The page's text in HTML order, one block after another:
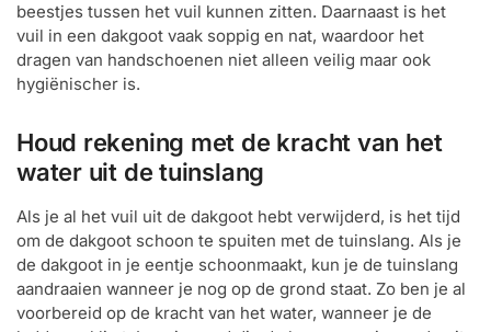
beestjes tussen het vuil kunnen zitten. Daarnaast is het
vuil in een dakgoot vaak soppig en nat, waardoor het
dragen van handschoenen niet alleen veilig maar ook
hygiënischer is.
Houd rekening met de kracht van het
water uit de tuinslang
Als je al het vuil uit de dakgoot hebt verwijderd, is het tijd
om de dakgoot schoon te spuiten met de tuinslang. Als je
de dakgoot in je eentje schoonmaakt, kun je de tuinslang
aandraaien wanneer je nog op de grond staat. Zo ben je al
voorbereid op de kracht van het water, wanneer je de